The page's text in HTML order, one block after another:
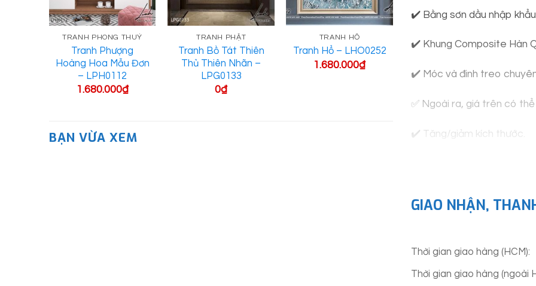
TRANH PHONG THUỶ
Tranh Phượng
Hoàng Hoa Mẫu Đơn
– LPH0112
1.680.000₫
TRANH PHẬT
Tranh Bồ Tát Thiên
Thủ Thiên Nhãn –
LPG0133
0₫
TRANH HỔ
Tranh Hổ – LHO0252
1.680.000₫
Tranh Hổ – LHO0210
BẠN VỪA XEM
✔️ Bằng sơn dầu nhập
✔️ Khung Composite Hàn
✔️ Móc và đinh treo
✅ Ngoài ra, giá trên có
✔️ Tăng/giảm kích thước.
✔️ Thêm/bớt chi tiết theo
✅Khách hàng lưu ý:
website, do loại khung
GIAO NHẬN,
Thời gian giao hàng (HCM):
Thời gian giao hàng (ngoài